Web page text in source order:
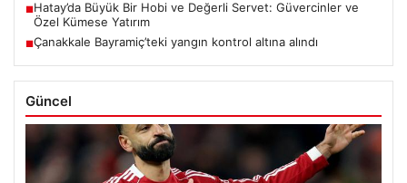
■Hatay’da Büyük Bir Hobi ve Değerli Servet: Güvercinler ve
Özel Kümese Yatırım
■Çanakkale Bayramiç’teki yangın kontrol altına alındı
Güncel